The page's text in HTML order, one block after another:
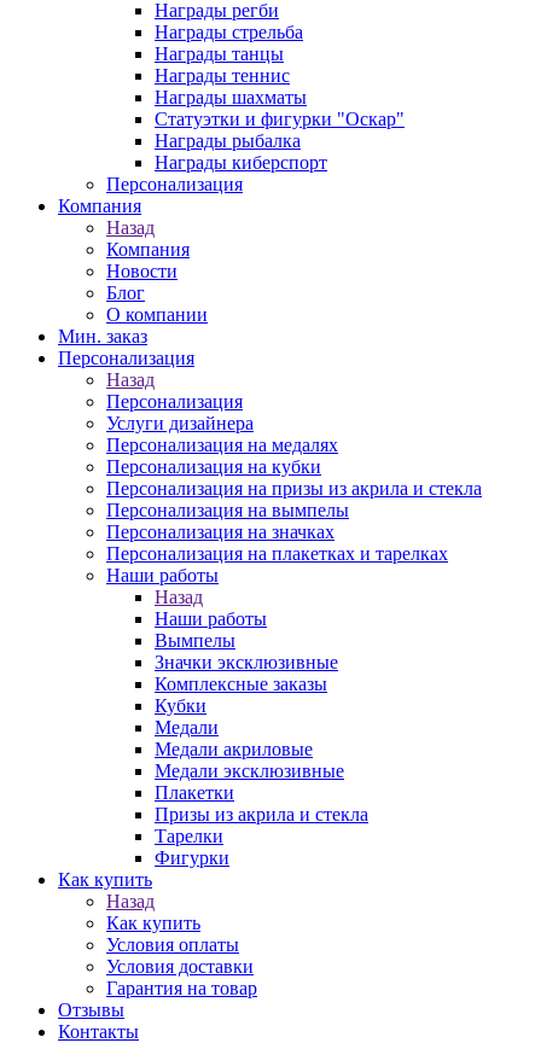
Награды регби
Награды стрельба
Награды танцы
Награды теннис
Награды шахматы
Статуэтки и фигурки "Оскар"
Награды рыбалка
Награды киберспорт
Персонализация
Компания
Назад
Компания
Новости
Блог
О компании
Мин. заказ
Персонализация
Назад
Персонализация
Услуги дизайнера
Персонализация на медалях
Персонализация на кубки
Персонализация на призы из акрила и стекла
Персонализация на вымпелы
Персонализация на значках
Персонализация на плакетках и тарелках
Наши работы
Назад
Наши работы
Вымпелы
Значки эксклюзивные
Комплексные заказы
Кубки
Медали
Медали акриловые
Медали эксклюзивные
Плакетки
Призы из акрила и стекла
Тарелки
Фигурки
Как купить
Назад
Как купить
Условия оплаты
Условия доставки
Гарантия на товар
Отзывы
Контакты